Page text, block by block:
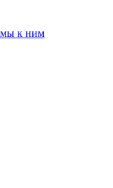
к ним